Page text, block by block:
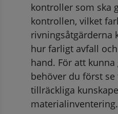
kontroller som ska
kontrollen, vilket
rivningsåtgärderna
hur farligt avfall
hand. För att
behöver du först
tillräckliga
materialinventering.